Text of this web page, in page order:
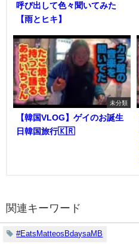
呼び出して色々聞いてみた
【雨とヒキ】
未分類
【韓国VLOG】ゲイのお誕生
日韓国旅行🇰🇷
関連キーワード
#EatsMatteosBdaysaMB